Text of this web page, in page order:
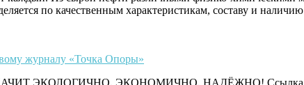
по качественным характеристикам, составу и
журналу «Точка Опоры»